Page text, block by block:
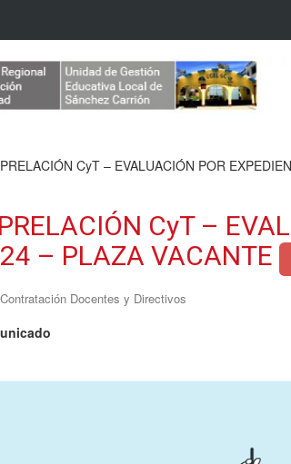
CyT – EVALUACIÓN POR
CyT –
– PLAZA VACANTE
Contratación Docentes y Directivos